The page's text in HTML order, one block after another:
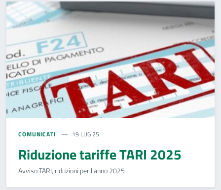
COMUNICATI 19 LUG 25
Riduzione tariffe TARI 2025
Avviso TARI, riduzioni per l'anno 2025